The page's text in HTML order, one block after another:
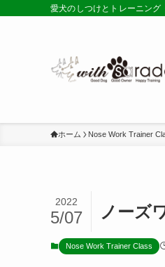
愛犬のしつけとトレーニン
ホーム Nose Work Trainer
ノーズ
2022
5/07
Nose Work Trainer Class